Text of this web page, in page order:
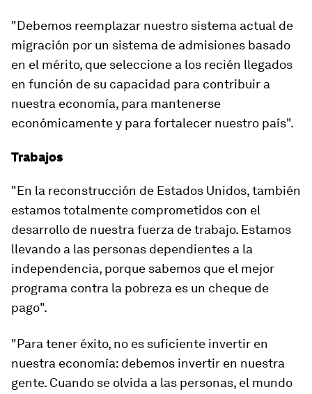
"Debemos reemplazar nuestro sistema actual de
migración por un sistema de admisiones basado
en el mérito, que seleccione a los recién llegados
en función de su capacidad para contribuir a
nuestra economía, para mantenerse
económicamente y para fortalecer nuestro país".
Trabajos
"En la reconstrucción de Estados Unidos, también
estamos totalmente comprometidos con el
desarrollo de nuestra fuerza de trabajo. Estamos
llevando a las personas dependientes a la
independencia, porque sabemos que el mejor
programa contra la pobreza es un cheque de
pago".
"Para tener éxito, no es suficiente invertir en
nuestra economía: debemos invertir en nuestra
gente. Cuando se olvida a las personas, el mundo